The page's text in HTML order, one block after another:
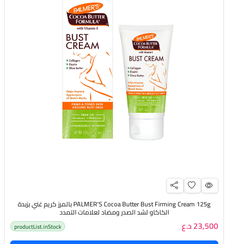
PALMER'S Cocoa Butter Bust Firming Cream 125g بالمرز كريم غني بزبدة
الكاكاو لشد الصدر ومضاد لعلامات التمدد
23,500 د.ع productList.inStock